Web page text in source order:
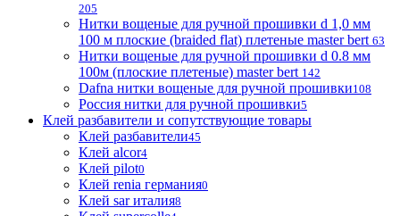
205
Нитки вощеные для ручной прошивки d 1,0 мм
100 м плоские (braided flat) плетеные master bert 63
Нитки вощеные для ручной прошивки d 0.8 мм
100м (плоские плетеные) master bert 142
Dafna нитки вощеные для ручной прошивки108
Россия нитки для ручной прошивки5
Клей разбавители и сопутствующие товары
Клей разбавители45
Клей alcor4
Клей pilot0
Клей renia германия0
Клей sar италия8